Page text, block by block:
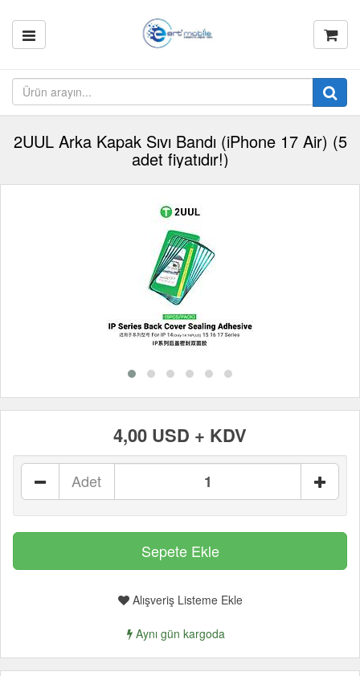
2UUL Arka Kapak Sıvı Bandı (iPhone 17 Air) (5
adet fiyatıdır!)
4,00 USD + KDV
Adet
Alışveriş Listeme Ekle
Aynı gün kargoda